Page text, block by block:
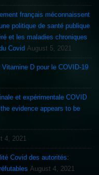
français méconnaissent
politique de santé publique
et les maladies chroniques
Covid August 5, 2021
D pour le COVID-19
et expérimentale COVID
evidence appears to be
4, 2021
Covid des autorités:
August 4, 2021